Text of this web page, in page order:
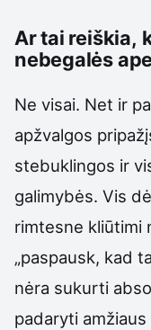
Ar tai reiškia,
nebegalės
Ne visai. Net ir
apžvalgos
stebuklingos ir
galimybės. Vis
rimtesne kliūtimi
„paspausk, kad
nėra sukurti
padaryti